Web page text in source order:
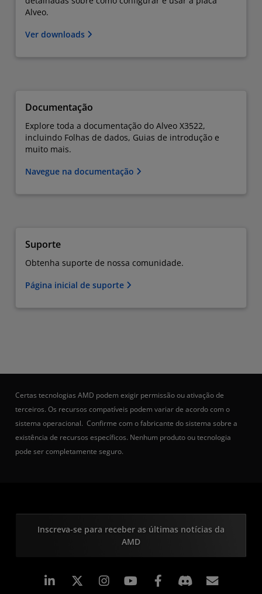
Alveo.
Ver downloads
Documentação
Explore toda a documentação do Alveo X3522,
incluindo Folhas de dados, Guias de introdução e
muito mais.
Navegue na documentação
Suporte
Obtenha suporte de nossa comunidade.
Página inicial de suporte
Certas tecnologias AMD podem exigir permissão ou ativação de
terceiros. Os recursos compatíveis podem variar de acordo com o
sistema operacional. Confirme com o fabricante do sistema sobre a
existência de recursos específicos. Nenhum produto ou tecnologia
pode ser completamente seguro.
Inscreva-se para receber as últimas notícias da
AMD
Linkedin Instagram Facebook